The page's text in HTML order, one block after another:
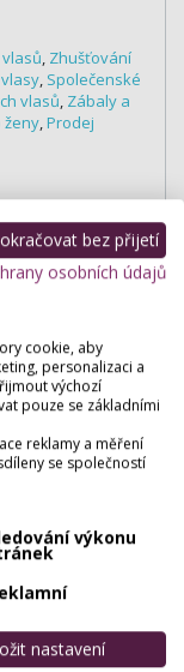
, Zhušťování
, Společenské
vlasů, Zábaly a
ženy,Prodej
bez přijetí
osobních údajů
cookie, aby
personalizaci a
výchozí
pouze se základními
reklamy a měření
se společností
výkonu
nastavení